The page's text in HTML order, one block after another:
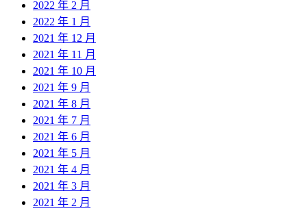
2022 年 2 月
2022 年 1 月
2021 年 12 月
2021 年 11 月
2021 年 10 月
2021 年 9 月
2021 年 8 月
2021 年 7 月
2021 年 6 月
2021 年 5 月
2021 年 4 月
2021 年 3 月
2021 年 2 月